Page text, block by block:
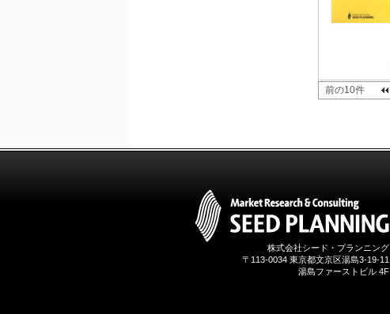
前の10件
ました。
12月16日、「2026年版 防災情報
システム・サービス市場の最新動
向と市場展望 」を発刊しました。
株式会社シード・プランニング
〒113-0034 東京都文京区湯島3-19-11
湯島ファーストビル 4F